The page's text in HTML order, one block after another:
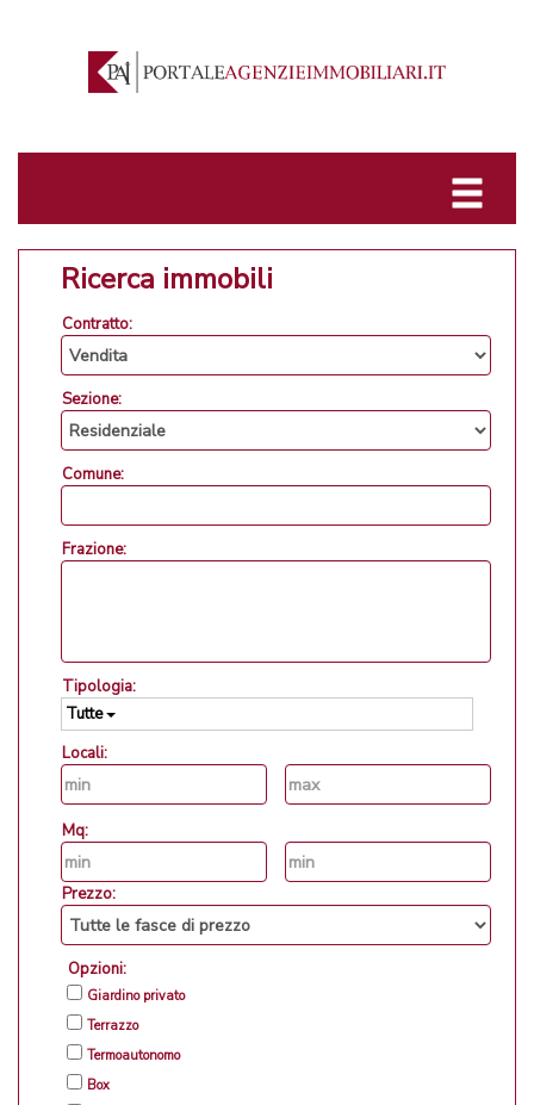
Ricerca immobili
Contratto:
Sezione:
Comune:
Frazione:
Tipologia:
Tutte
Locali:
Mq:
Prezzo:
Opzioni:
Giardino privato
Terrazzo
Termoautonomo
Box